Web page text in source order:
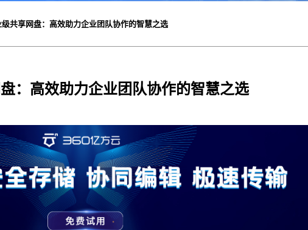
共享网盘：高效助力企业团队协作的智慧之选
：高效助力企业团队协作的智慧之选